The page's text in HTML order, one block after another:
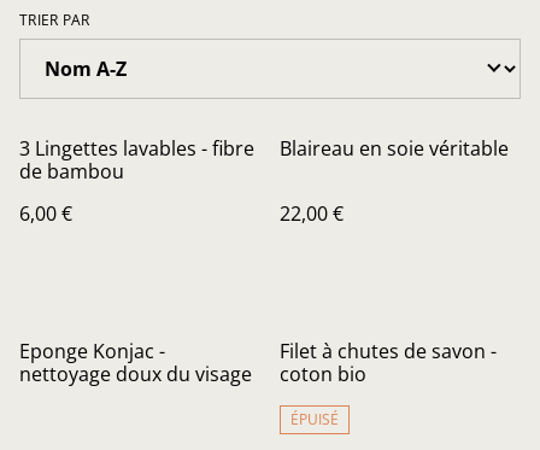
TRIER PAR
3 Lingettes lavables - fibre
de bambou
6,00 €
Blaireau en soie véritable
22,00 €
Eponge Konjac -
nettoyage doux du visage
Filet à chutes de savon -
coton bio
ÉPUISÉ